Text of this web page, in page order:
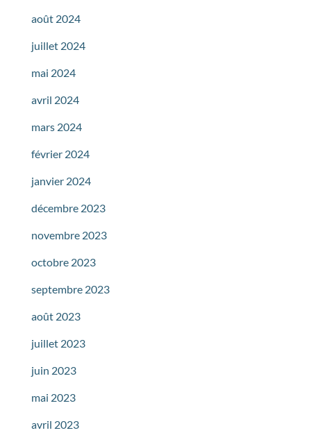
août 2024
juillet 2024
mai 2024
avril 2024
mars 2024
février 2024
janvier 2024
décembre 2023
novembre 2023
octobre 2023
septembre 2023
août 2023
juillet 2023
juin 2023
mai 2023
avril 2023